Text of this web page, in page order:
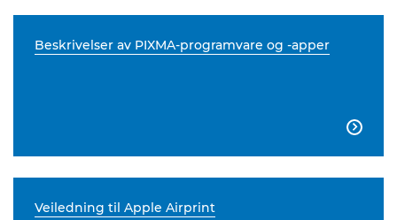
Beskrivelser av PIXMA-programvare og -apper

Veiledning til Apple Airprint